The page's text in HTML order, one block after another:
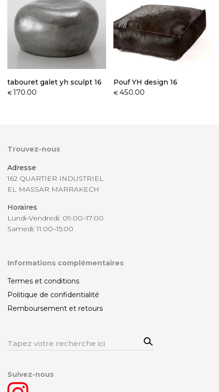
tabouret galet yh sculpt 16
€170.00
Pouf YH design 16
€450.00
Trouvez-nous
Adresse
162 QUARTIER INDUSTRIEL
EL MASSAR MARRAKECH
Horaires
Lundi-Vendredi: 09:00–17:00
Samedi: 11:00–15:00
Informations complémentaires
Termes et conditions
Politique de confidentialité
Remboursement et retours
Rechercher:
Sea
rch
Suivez-nous